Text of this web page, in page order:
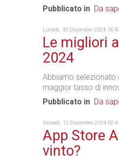
Pubblicato in Da
Lunedì, 30 Dicembre 2024 18:42
Le migliori
2024
Abbiamo selezionato
maggior tasso di
Pubblicato in Da
Giovedì, 12 Dicembre 2024
App Store
vinto?